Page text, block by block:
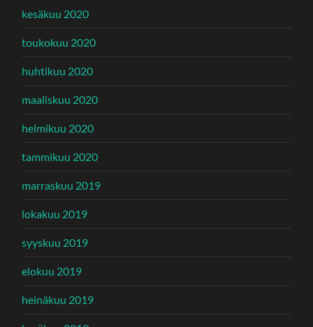
kesäkuu 2020
toukokuu 2020
huhtikuu 2020
maaliskuu 2020
helmikuu 2020
tammikuu 2020
marraskuu 2019
lokakuu 2019
syyskuu 2019
elokuu 2019
heinäkuu 2019